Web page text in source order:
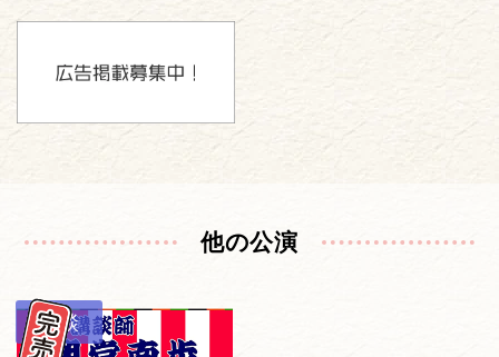
他の公演
講談